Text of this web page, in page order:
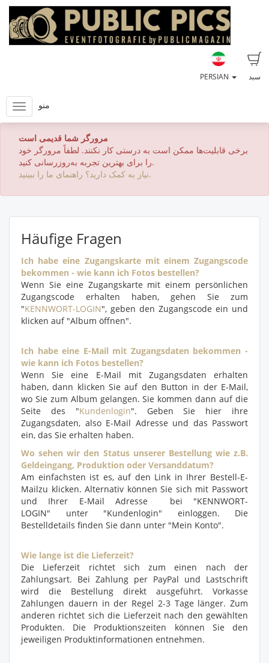
سبد PERSIAN
منو
مرورگر شما قدیمی است
برخی قابلیت‌ها ممکن است به درستی کار نکنند. لطفاً مرورگر خود
را برای بهترین تجربه به‌روزرسانی کنید.
نیاز به کمک دارید؟ راهنمای ما را ببینید.
Häufige Fragen
Ich habe eine Zugangskarte mit einem Zugangscode
bekommen - wie kann ich Fotos bestellen?
Wenn Sie eine Zugangskarte mit einem persönlichen
Zugangscode erhalten haben, gehen Sie zum
"KENNWORT-LOGIN", geben den Zugangscode ein und
klicken auf "Album öffnen".
Ich habe eine E-Mail mit Zugangsdaten bekommen -
wie kann ich Fotos bestellen?
Wenn Sie eine E-Mail mit Zugangsdaten erhalten
haben, dann klicken Sie auf den Button in der E-Mail,
wo Sie zum Album gelangen. Sie kommen dann auf die
Seite des "Kundenlogin". Geben Sie hier ihre
Zugangsdaten, also E-Mail Adresse und das Passwort
ein, das Sie erhalten haben.
Wo sehen wir den Status unserer Bestellung wie z.B.
Geldeingang, Produktion oder Versanddatum?
Am einfachsten ist es, auf den Link in Ihrer Bestell-E-
Mailzu klicken. Alternativ können Sie sich mit Passwort
und Ihrer E-Mail Adresse bei "KENNWORT-
LOGIN" unter "Kundenlogin" einloggen. Die
Bestelldetails finden Sie dann unter "Mein Konto".
Wie lange ist die Lieferzeit?
Die Lieferzeit richtet sich zum einen nach der
Zahlungsart. Bei Zahlung per PayPal und Lastschrift
wird die Bestellung direkt ausgeführt. Vorkasse
Zahlungen dauern in der Regel 2-3 Tage länger. Zum
anderen richtet sich die Lieferzeit nach den gewählten
Produkten. Die Produktionszeiten können Sie den
jeweiligen Produktinformationen entnehmen.